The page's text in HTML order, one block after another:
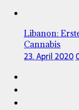
Libanon:
Cannabis
23. April 2020